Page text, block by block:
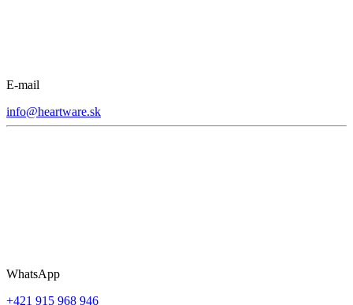
E-mail
info@heartware.sk
WhatsApp
+421 915 968 946